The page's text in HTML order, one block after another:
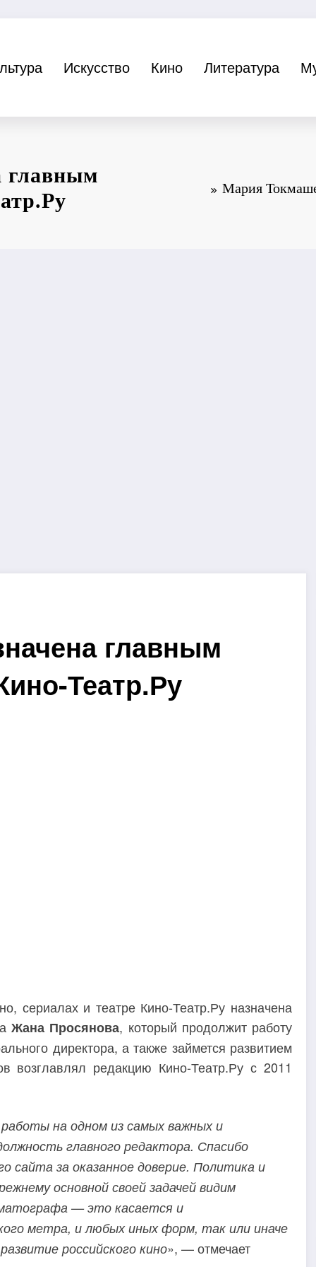
Искусство Кино Литература
главным
Мария
главным
Театр.Ру
сериалах и театре Кино-Театр.Ру назначена
Жана Просянова, который продолжит работу
директора, а также займется развитием
возглавлял редакцию Кино-Театр.Ру с 2011
на одном из самых важных и
главного редактора. Спасибо
сайта за оказанное доверие. Политика и
основной своей задачей видим
— это касается и
метра, и любых иных форм, так или иначе
российского кино», — отмечает